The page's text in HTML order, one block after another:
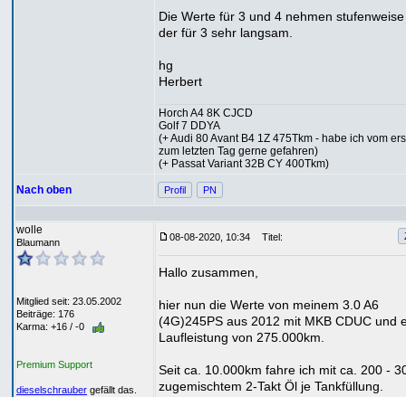
Die Werte für 3 und 4 nehmen
der für 3 sehr langsam.
hg
Herbert
Horch A4 8K CJCD
Golf 7 DDYA
(+ Audi 80 Avant B4 1Z 475Tkm - habe ich vom
zum letzten Tag gerne gefahren)
(+ Passat Variant 32B CY 400Tkm)
Nach oben Profil PN
wolle
Blaumann
Mitglied seit: 23.05.2002
Beiträge: 176
Karma: +16 / -0
Premium Support
dieselschrauber gefällt das.
08-08-2020, 10:34 Titel:
Hallo zusammen,
hier nun die Werte von meinem 3.0 A6
(4G)245PS aus 2012 mit MKB CDUC und
Laufleistung von 275.000km.
Seit ca. 10.000km fahre ich mit ca. 200 -
zugemischtem 2-Takt Öl je Tankfüllung.